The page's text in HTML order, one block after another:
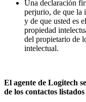
Una declaración
perjurio, de que la
y de que usted es
propiedad
del propietario de
intelectual.
El agente de Logitech
de los contactos